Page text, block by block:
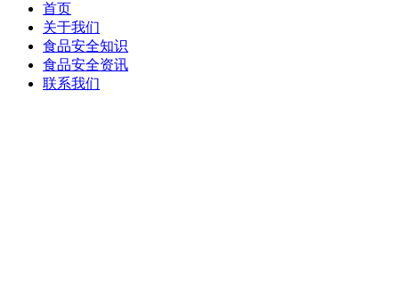
首页
关于我们
食品安全知识
食品安全资讯
联系我们